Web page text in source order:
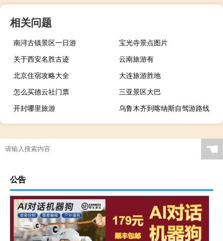
相关问题
南浔古镇景区一日游
宝光寺景点图片
关于西安名胜古迹
云南旅游有
北京住宿攻略大全
大连旅游胜地
怎么买德云社门票
三亚景区大巴
开封哪里旅游
乌鲁木齐到喀纳斯自驾游路线
☚
公告